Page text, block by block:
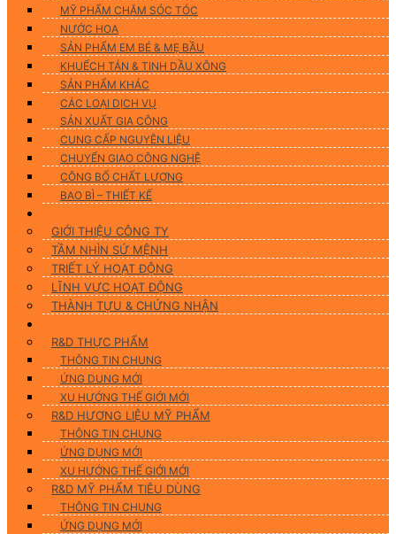
MỸ PHẨM CHĂM SÓC TÓC
NƯỚC HOA
SẢN PHẨM EM BÉ & MẸ BẦU
KHUẾCH TÁN & TINH DẦU XÔNG
SẢN PHẨM KHÁC
CÁC LOẠI DỊCH VỤ
SẢN XUẤT GIA CÔNG
CUNG CẤP NGUYÊN LIỆU
CHUYỂN GIAO CÔNG NGHỆ
CÔNG BỐ CHẤT LƯỢNG
BAO BÌ – THIẾT KẾ
GIỚI THIỆU CÔNG TY
TẦM NHÌN SỨ MỆNH
TRIẾT LÝ HOẠT ĐỘNG
LĨNH VỰC HOẠT ĐỘNG
THÀNH TỰU & CHỨNG NHẬN
R&D THỰC PHẨM
THÔNG TIN CHUNG
ỨNG DUNG MỚI
XU HƯỚNG THẾ GIỚI MỚI
R&D HƯƠNG LIỆU MỸ PHẨM
THÔNG TIN CHUNG
ỨNG DỤNG MỚI
XU HƯỚNG THẾ GIỚI MỚI
R&D MỸ PHẨM TIÊU DÙNG
THÔNG TIN CHUNG
ỨNG DỤNG MỚI